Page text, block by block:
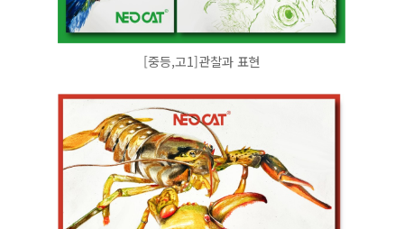
[중등,고1]관찰과 표현